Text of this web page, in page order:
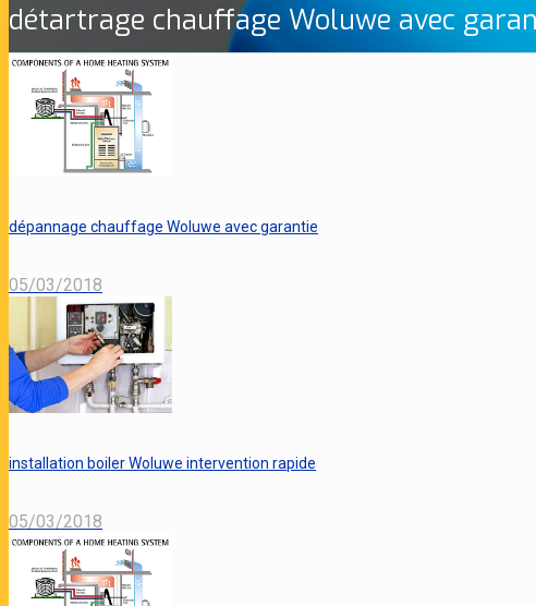
détartrage chauffage Woluwe avec
dépannage chauffage Woluwe avec garantie
05/03/2018
installation boiler Woluwe intervention rapide
05/03/2018